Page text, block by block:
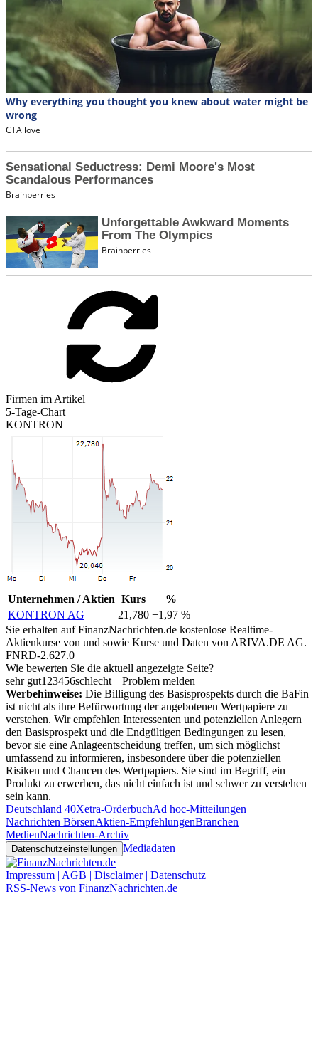
Firmen im Artikel
5-Tage-Chart
KONTRON
Unternehmen / Aktien Kurs
%
KONTRON AG
21,780 +1,97 %
Sie erhalten auf FinanzNachrichten.de kostenlose Realtime-
Aktienkurse von und sowie Kurse und Daten von ARIVA.DE AG.
FNRD-2.627.0
Wie bewerten Sie die aktuell angezeigte Seite?
sehr gut1 23456schlecht
Problem melden
Werbehinweise: Die Billigung des Basisprospekts durch die BaFin
ist nicht als ihre Befürwortung der angebotenen Wertpapiere zu
verstehen. Wir empfehlen Interessenten und potenziellen Anlegern
den Basisprospekt und die Endgültigen Bedingungen zu lesen,
bevor sie eine Anlageentscheidung treffen, um sich möglichst
umfassend zu informieren, insbesondere über die potenziellen
Risiken und Chancen des Wertpapiers. Sie sind im Begriff, ein
Produkt zu erwerben, das nicht einfach ist und schwer zu verstehen
sein kann.
Deutschland 40Xetra-OrderbuchAd hoc-Mitteilungen
Nachrichten BörsenAktien-EmpfehlungenBranchen
MedienNachrichten-Archiv
Datenschutzeinstellungen Mediadaten
Impressum | AGB | Disclaimer | Datenschutz
RSS-News von FinanzNachrichten.de